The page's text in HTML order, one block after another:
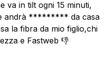
va in tilt ogni 15 minuti,
andrà ********* da casa
la fibra da mio figlio,chi
e Fastweb 👎